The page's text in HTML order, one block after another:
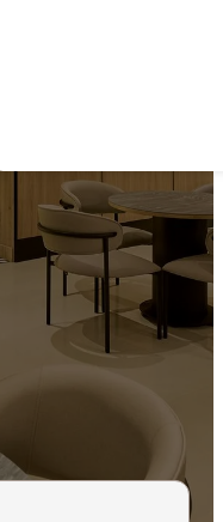
donde la
con
Primavera»